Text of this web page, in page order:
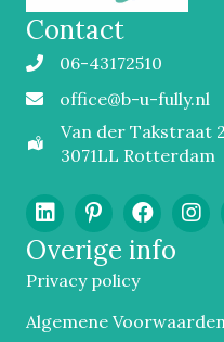
Contact
Mobiel06-43172510
Emailoffice@b-u-fully.nl
Van der Takstraat
3071LL Rotterdam
Overige info
Privacy policy
Algemene Voorwaarden